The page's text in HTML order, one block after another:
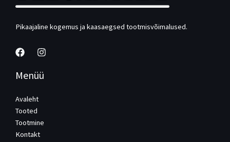
Pikaajaline kogemus ja kaasaegsed tootmisvõimalused.
Menüü
Avaleht
Tooted
Tootmine
Kontakt